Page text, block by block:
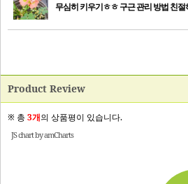
Product Review